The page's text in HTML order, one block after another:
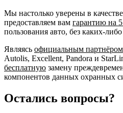
Мы настолько уверены в
предоставляем вам гарантию на 5
пользования авто, без каких-
Являясь официальным партнёром
Autolis, Excellent, Pandora и
бесплатную замену
компонентов данных охранных
Остались вопросы?